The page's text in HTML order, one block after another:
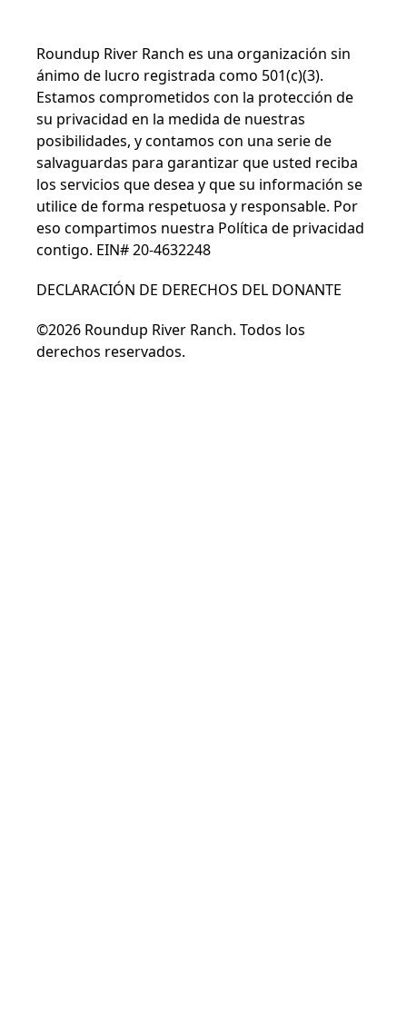
Roundup River Ranch es una organización sin
ánimo de lucro registrada como 501(c)(3).
Estamos comprometidos con la protección de
su privacidad en la medida de nuestras
posibilidades, y contamos con una serie de
salvaguardas para garantizar que usted reciba
los servicios que desea y que su información se
utilice de forma respetuosa y responsable. Por
eso compartimos nuestra Política de privacidad
contigo. EIN# 20-4632248
DECLARACIÓN DE DERECHOS DEL DONANTE
©2026 Roundup River Ranch. Todos los
derechos reservados.